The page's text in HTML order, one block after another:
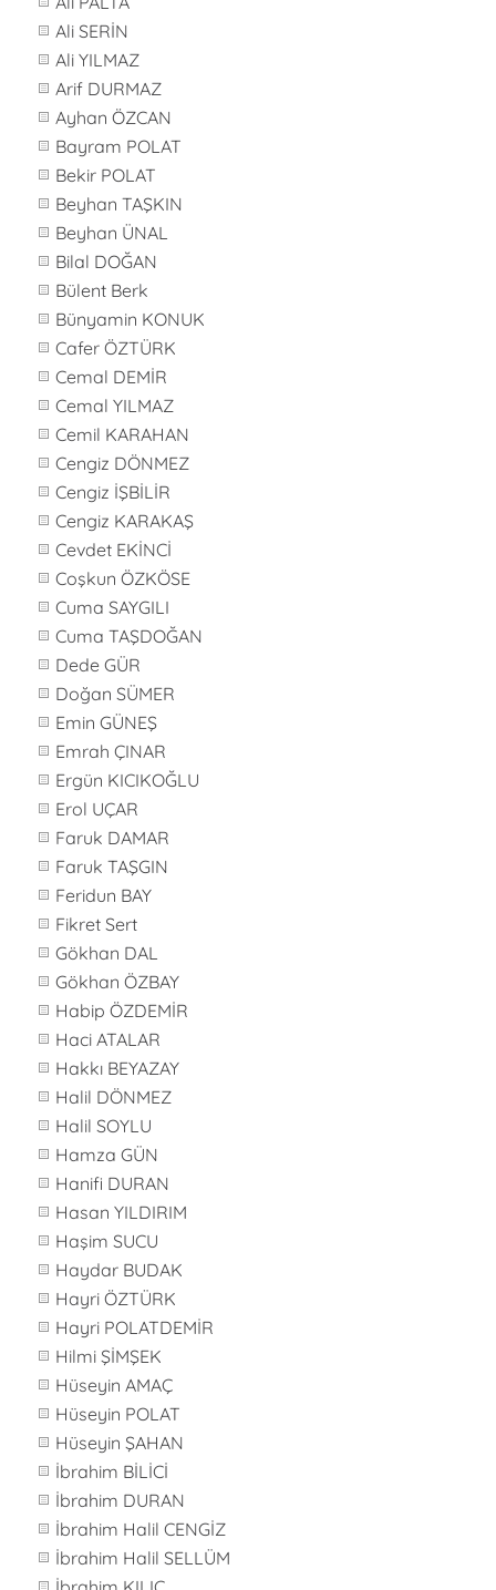
Ali SERİN
Ali YILMAZ
Arif DURMAZ
Ayhan ÖZCAN
Bayram POLAT
Bekir POLAT
Beyhan TAŞKIN
Beyhan ÜNAL
Bilal DOĞAN
Bülent Berk
Bünyamin KONUK
Cafer ÖZTÜRK
Cemal DEMİR
Cemal YILMAZ
Cemil KARAHAN
Cengiz DÖNMEZ
Cengiz İŞBİLİR
Cengiz KARAKAŞ
Cevdet EKİNCİ
Coşkun ÖZKÖSE
Cuma SAYGILI
Cuma TAŞDOĞAN
Dede GÜR
Doğan SÜMER
Emin GÜNEŞ
Emrah ÇINAR
Ergün KICIKOĞLU
Erol UÇAR
Faruk DAMAR
Faruk TAŞGIN
Feridun BAY
Fikret Sert
Gökhan DAL
Gökhan ÖZBAY
Habip ÖZDEMİR
Haci ATALAR
Hakkı BEYAZAY
Halil DÖNMEZ
Halil SOYLU
Hamza GÜN
Hanifi DURAN
Hasan YILDIRIM
Haşim SUCU
Haydar BUDAK
Hayri ÖZTÜRK
Hayri POLATDEMİR
Hilmi ŞİMŞEK
Hüseyin AMAÇ
Hüseyin POLAT
Hüseyin ŞAHAN
İbrahim BİLİCİ
İbrahim DURAN
İbrahim Halil CENGİZ
İbrahim Halil SELLÜM